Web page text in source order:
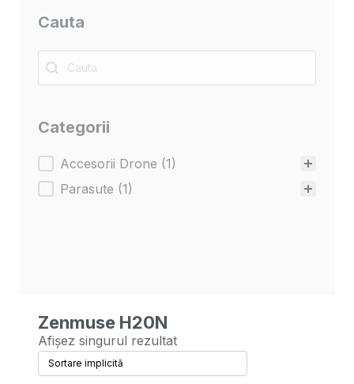
Cauta
Cauta
Cauta
Categorii
Categorii
Accesorii Drone (1)
Parasute (1)
Zenmuse H20N
Afișez singurul rezultat